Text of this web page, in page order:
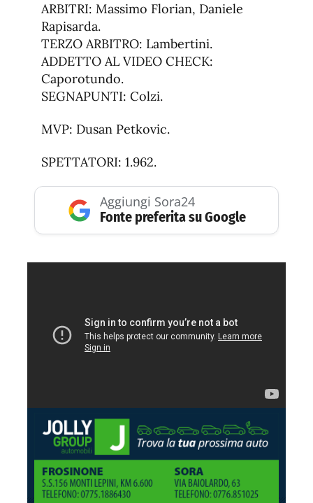
ARBITRI: Massimo Florian, Daniele
Rapisarda.
TERZO ARBITRO: Lambertini.
ADDETTO AL VIDEO CHECK:
Caporotundo.
SEGNAPUNTI: Colzi.
MVP: Dusan Petkovic.
SPETTATORI: 1.962.
Aggiungi Sora24
Fonte preferita su Google